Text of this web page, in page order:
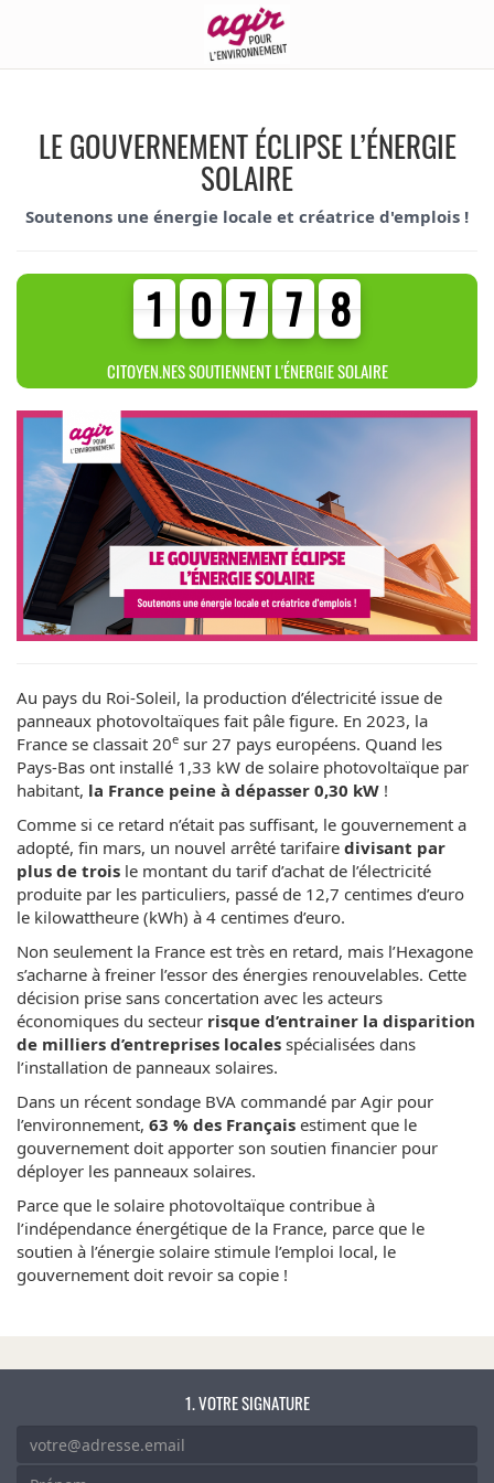
LE GOUVERNEMENT ÉCLIPSE L’ÉNERGIE
SOLAIRE
Soutenons une énergie locale et créatrice d'emplois !
1
0
1 0
9
0 7
6
7 7
6
7 8
7
8
CITOYEN.NES SOUTIENNENT L'ÉNERGIE SOLAIRE
Au pays du Roi-Soleil, la production d’électricité issue de
panneaux photovoltaïques fait pâle figure. En 2023, la
France se classait 20e sur 27 pays européens. Quand les
Pays-Bas ont installé 1,33 kW de solaire photovoltaïque par
habitant, la France peine à dépasser 0,30 kW !
Comme si ce retard n’était pas suffisant, le gouvernement a
adopté, fin mars, un nouvel arrêté tarifaire divisant par
plus de trois le montant du tarif d’achat de l’électricité
produite par les particuliers, passé de 12,7 centimes d’euro
le kilowattheure (kWh) à 4 centimes d’euro.
Non seulement la France est très en retard, mais l’Hexagone
s’acharne à freiner l’essor des énergies renouvelables. Cette
décision prise sans concertation avec les acteurs
économiques du secteur risque d’entrainer la disparition
de milliers d’entreprises locales spécialisées dans
l’installation de panneaux solaires.
Dans un récent sondage BVA commandé par Agir pour
l’environnement, 63 % des Français estiment que le
gouvernement doit apporter son soutien financier pour
déployer les panneaux solaires.
Parce que le solaire photovoltaïque contribue à
l’indépendance énergétique de la France, parce que le
soutien à l’énergie solaire stimule l’emploi local, le
gouvernement doit revoir sa copie !
VOTRE SIGNATURE
LAISSER CE CHAMP VIDE